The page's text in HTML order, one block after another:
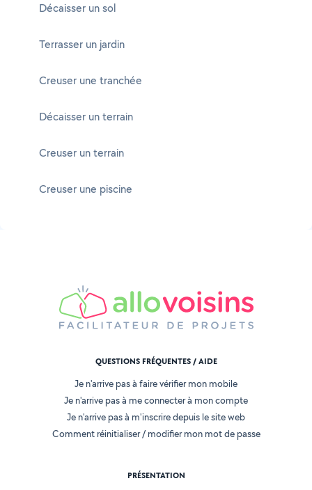
Décaisser un sol
Terrasser un jardin
Creuser une tranchée
Décaisser un terrain
Creuser un terrain
Creuser une piscine
QUESTIONS FRÉQUENTES / AIDE
Je n'arrive pas à faire vérifier mon mobile
Je n'arrive pas à me connecter à mon compte
Je n'arrive pas à m'inscrire depuis le site web
Comment réinitialiser / modifier mon mot de passe
PRÉSENTATION